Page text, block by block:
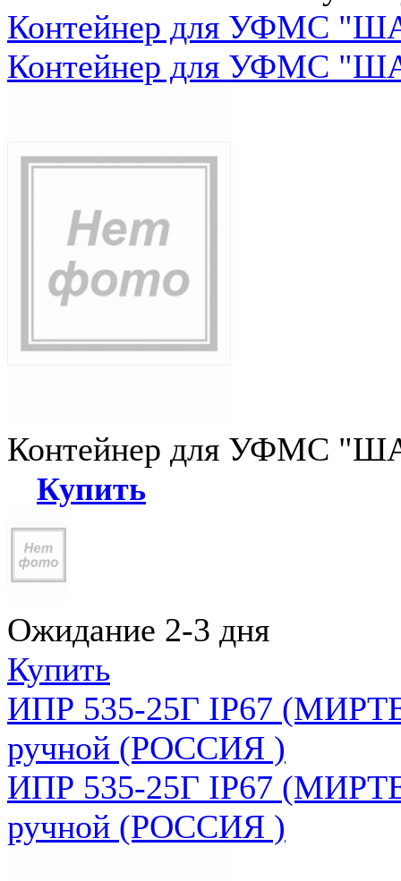
Контейнер для УФМС
Контейнер для УФМС
Контейнер для УФМС
Купить
Ожидание 2-3 дня
Купить
ИПР 535-25Г IP67
ручной (РОССИЯ )
ИПР 535-25Г IP67
ручной (РОССИЯ )